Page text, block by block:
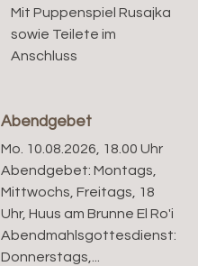
Mit Puppenspiel Rusajka
sowie Teilete im
Anschluss
Abendgebet
Mo. 10.08.2026, 18.00 Uhr
Abendgebet: Montags,
Mittwochs, Freitags, 18
Uhr, Huus am Brunne El Ro'i
Abendmahlsgottesdienst:
Donnerstags,...